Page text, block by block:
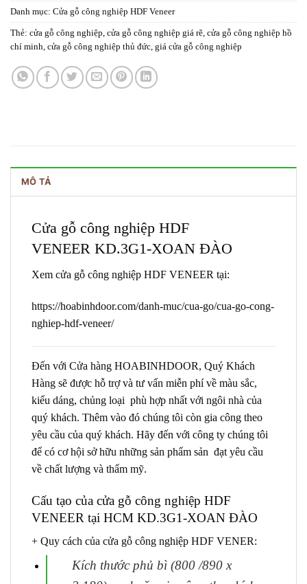
Danh mục: Cửa gỗ công nghiệp HDF Veneer
Thẻ: cửa gỗ công nghiệp, cửa gỗ công nghiệp giá rẽ, cửa gỗ công nghiệp hồ
chí minh, cửa gỗ công nghiệp thủ đức, giá cửa gỗ công nghiệp
MÔ TẢ
Cửa gỗ công nghiệp HDF
VENEER KD.3G1-XOAN ĐÀO
Xem cửa gỗ công nghiệp HDF VENEER tại:
https://hoabinhdoor.com/danh-muc/cua-go/cua-go-cong-
nghiep-hdf-veneer/
Đến với Cửa hàng HOABINHDOOR, Quý Khách
Hàng sẽ được hỗ trợ và tư vấn miễn phí về màu sắc,
kiểu dáng, chủng loại phù hợp nhất với ngôi nhà của
quý khách. Thêm vào đó chúng tôi còn gia công theo
yêu cầu của quý khách. Hãy đến với công ty chúng tôi
để có cơ hội sở hữu những sản phẩm sản đạt yêu cầu
về chất lượng và thẩm mỹ.
Cấu tạo của cửa gỗ công nghiệp HDF
VENEER tại HCM KD.3G1-XOAN ĐÀO
+ Quy cách của cửa gỗ công nghiệp HDF VENER:
Kích thước phủ bì (800 /890 x